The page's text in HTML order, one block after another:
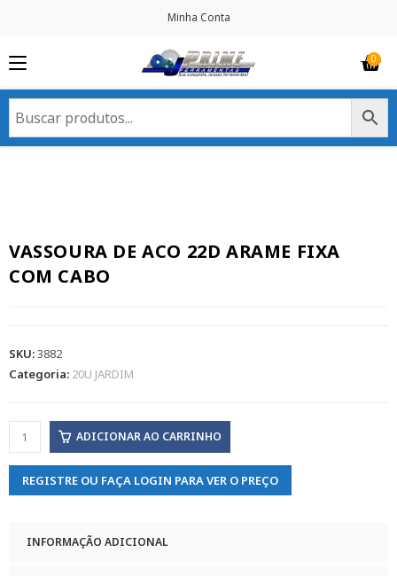
Minha Conta
VASSOURA DE ACO 22D ARAME FIXA
COM CABO
SKU:3882
Categoria: 20U JARDIM
ADICIONAR AO CARRINHO
REGISTRE OU FAÇA LOGIN PARA VER O PREÇO
INFORMAÇÃO ADICIONAL